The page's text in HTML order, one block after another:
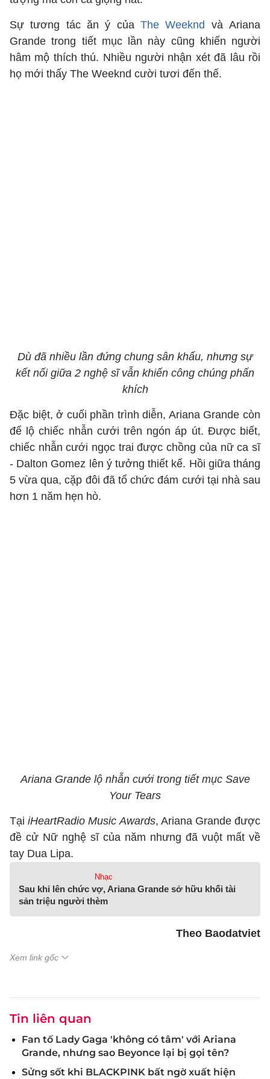
Sự tương tác ăn ý của The Weeknd
và Ariana
Grande trong tiết mục lần này cũng khiến người
hâm mộ thích thú. Nhiều người nhận xét đã lâu rồi
họ mới thấy The Weeknd cười tươi đến thế.
Dù đã nhiều lần đứng chung sân khấu, nhưng sự
kết nối giữa 2 nghệ sĩ vẫn khiến công chúng phấn
khích
Đặc biệt, ở cuối phần trình diễn, Ariana Grande còn
để lộ chiếc nhẫn cưới trên ngón áp út. Được biết,
chiếc nhẫn cưới ngọc trai được chồng của nữ ca sĩ
- Dalton Gomez lên ý tưởng thiết kế. Hồi giữa tháng
5 vừa qua, cặp đôi đã tổ chức đám cưới tại nhà sau
hơn 1 năm hẹn hò.
Ariana Grande lộ nhẫn cưới trong tiết mục Save
Your Tears
Tại iHeartRadio Music Awards, Ariana Grande được
đề cử Nữ nghệ sĩ của năm nhưng đã vuột mất về
tay Dua Lipa.
Nhạc
Sau khi lên chức vợ, Ariana Grande sở hữu khối tài
sản triệu người thèm
Theo Baodatviet
Xem link gốc
Tin liên quan
Fan tố Lady Gaga 'không có tâm' với Ariana
Grande, nhưng sao Beyonce lại bị gọi tên?
Sửng sốt khi BLACKPINK bất ngờ xuất hiện